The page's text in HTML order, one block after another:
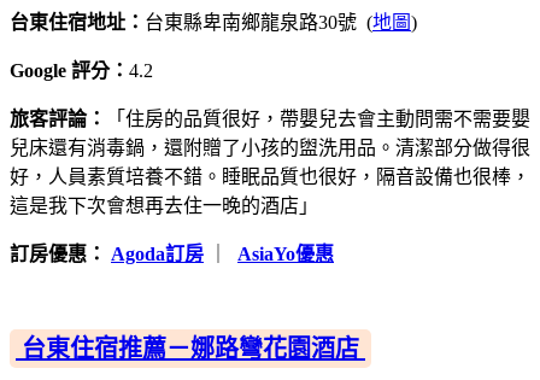
台東住宿地址： 台東縣卑南鄉龍泉路30號 (地圖)
Google 評分： 4.2
旅客評論：
「住房的品質很好，帶嬰兒去會主動問需不需要嬰
兒床還有消毒鍋，還附贈了小孩的盥洗用品。清潔部分做得很
好，人員素質培養不錯。睡眠品質也很好，隔音設備也很棒，
這是我下次會想再去住一晚的酒店」
訂房優惠： Agoda訂房 AsiaYo優惠
台東住宿推薦－娜路彎花園酒店